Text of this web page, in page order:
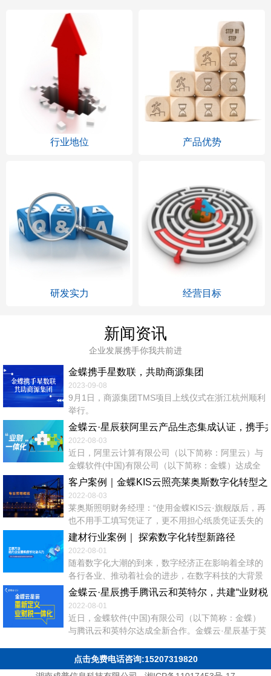
行业地位 产品优势
研发实力 经营目标
新闻资讯
企业发展携手你我共前进
金蝶携手星数联，共助商源集团
2023-09-08
9月1日，商源集团TMS项目上线仪式在浙江杭州顺利
举行。
金蝶云·星辰获阿里云产品生态集成认证，携手
2022-08-03
近日，阿里云计算有限公司（以下简称：阿里云）与
金蝶软件(中国)有限公司（以下简称：金蝶）达成全
新合作，金蝶旗下小微企业SaaS管理云金蝶云·星
辰、金蝶精斗云分别通过阿里云数据库产品集成认证
测试，获得阿里云产品生态集成认证。双方携手致力
于打造领先的业财税云服务生态，助力小微企业实
来，作为...
客户案例｜金蝶KIS云照亮莱奥斯数字化转型之
2022-08-03
莱奥斯照明财务经理：“使用金蝶KIS云·旗舰版后，再
也不用手工填写凭证了，更不用担心纸质凭证丢失的
问题，在系统中录制好记账凭证，可以自动生成各类
账簿和报表，记账查账工作效率提高了一倍。” 客户
简介 河北莱奥斯照明科技有限公司，总部坐落在京津
冀协同发展地区的河北省会石家庄，公司以技术为依
售高品质的绿色节能...
建材行业案例｜ 探索数字化转型新路径
2022-08-01
随着数字化大潮的到来，数字经济正在影响着全球的
各行各业、推动着社会的进步，在数字科技的大背景
下，全行业的数字化转型已经成为产业发展的必然选
择。 根据新疆当地政策要求，同时为了第一时间响应
和服务客户，河北同邦建材有限公司2017年在新疆昌
吉开始投资新建全资子公司——新疆荣高鸿骏新材料
金蝶云·星辰携手腾讯云和英特尔，共建“业财税
2022-08-01
近日，金蝶软件(中国)有限公司（以下简称：金蝶）
与腾讯云和英特尔达成全新合作。金蝶云·星辰基于英
三方进行联合测试与验证，致力于向小微企业用户提
供高性能、高性价比的云实例选项，携手打造领先的
点击免费电话咨询:15207319820